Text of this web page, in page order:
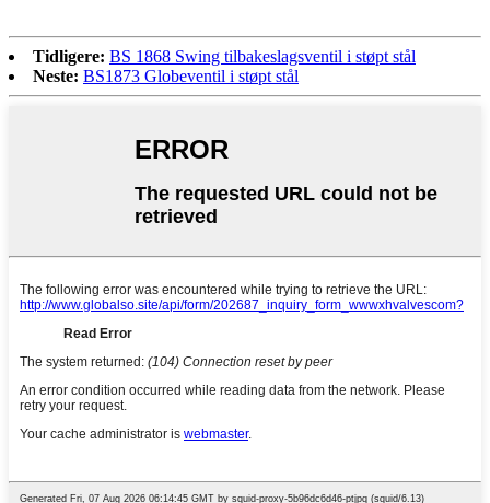
Tidligere: BS 1868 Swing tilbakeslagsventil i støpt stål
Neste: BS1873 Globeventil i støpt stål